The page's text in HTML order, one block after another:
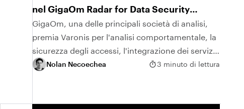
nel GigaOm Radar for Data Security
Platforms
GigaOm, una delle principali società di analisi,
premia Varonis per l'analisi comportamentale, la
sicurezza degli accessi, l'integrazione dei servizi
e l'innovazione continua nell'AI e
Nolan Necoechea 3 minuto di lettura